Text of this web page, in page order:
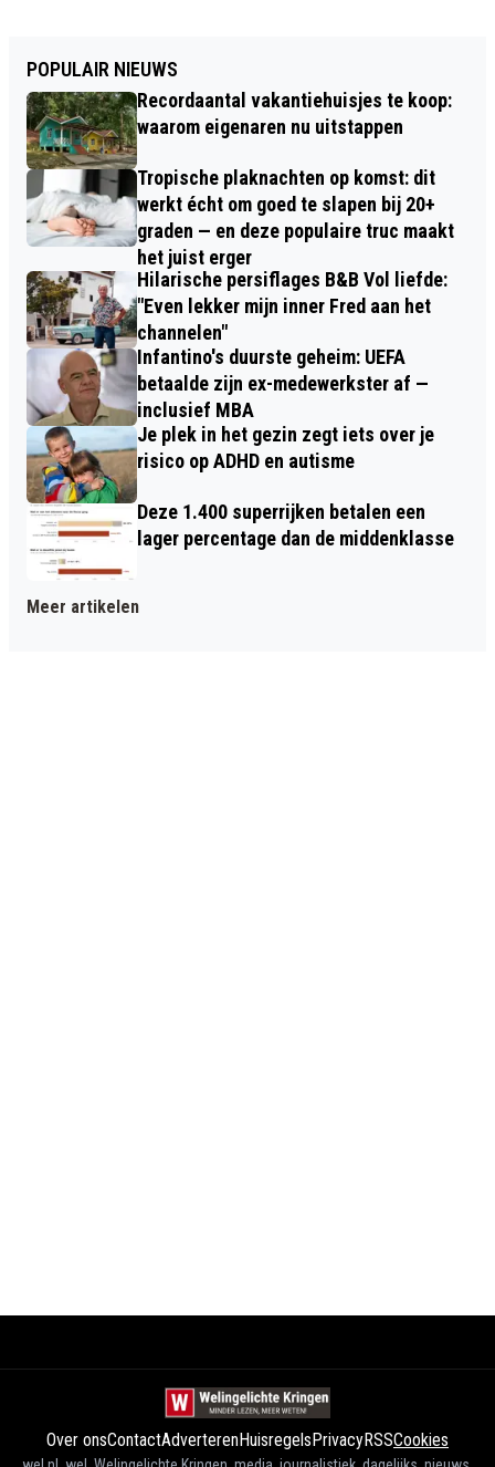
POPULAIR NIEUWS
Recordaantal vakantiehuisjes te koop:
waarom eigenaren nu uitstappen
Tropische plaknachten op komst: dit
werkt écht om goed te slapen bij 20+
graden — en deze populaire truc maakt
het juist erger
Hilarische persiflages B&B Vol liefde:
"Even lekker mijn inner Fred aan het
channelen"
Infantino's duurste geheim: UEFA
betaalde zijn ex-medewerkster af —
inclusief MBA
Je plek in het gezin zegt iets over je
risico op ADHD en autisme
Deze 1.400 superrijken betalen een
lager percentage dan de middenklasse
Meer artikelen
Over onsContactAdverterenHuisregelsPrivacyRSSCookies